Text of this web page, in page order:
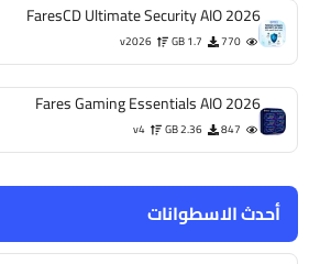
EaseUS Partition Master WinPE
SystemRescueCd
R-Studio WinPE